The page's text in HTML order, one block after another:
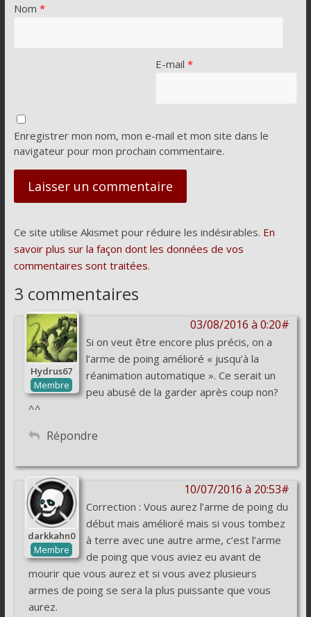
Nom *
E-mail *
Enregistrer mon nom, mon e-mail et mon site dans le
navigateur pour mon prochain commentaire.
Ce site utilise Akismet pour réduire les indésirables. En
savoir plus sur la façon dont les données de vos
commentaires sont traitées.
3 commentaires
03/08/2016 à 0:20#
Hydrus67
Membre
Si on veut être encore plus précis, on a
l’arme de poing amélioré « jusqu’à la
réanimation automatique ». Ce serait un
peu abusé de la garder après coup non?
^^
Répondre
10/07/2016 à 20:53#
darkkahn0
Membre
Correction : Vous aurez l’arme de poing du
début mais amélioré mais si vous tombez
à terre avec une autre arme, c’est l’arme
de poing que vous aviez eu avant de
mourir que vous aurez et si vous avez plusieurs
armes de poing se sera la plus puissante que vous
aurez.